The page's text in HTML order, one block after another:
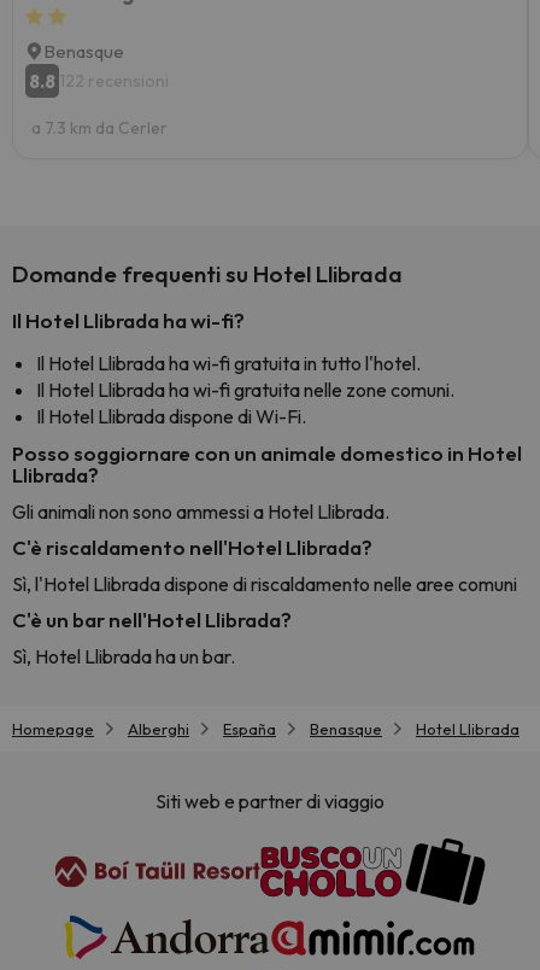
Benasque
8.8 122 recensioni
a 7.3 km da Cerler
Domande frequenti su Hotel Llibrada
Il Hotel Llibrada ha wi-fi?
Il Hotel Llibrada ha wi-fi gratuita in tutto l'hotel.
Il Hotel Llibrada ha wi-fi gratuita nelle zone comuni.
Il Hotel Llibrada dispone di Wi-Fi.
Posso soggiornare con un animale domestico in Hotel
Llibrada?
Gli animali non sono ammessi a Hotel Llibrada.
C'è riscaldamento nell'Hotel Llibrada?
Sì, l'Hotel Llibrada dispone di riscaldamento nelle aree comuni
C'è un bar nell'Hotel Llibrada?
Sì, Hotel Llibrada ha un bar.
Homepage Alberghi España Benasque Hotel Llibrada
Siti web e partner di viaggio